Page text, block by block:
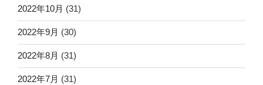
2022年10月 (31)
2022年9月 (30)
2022年8月 (31)
2022年7月 (31)